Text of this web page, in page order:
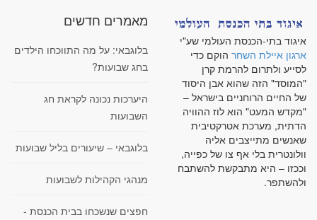
איגוד בתי-הכנסת העולמי שע"י
ארגון איילת השחר הוקם כדי
לסייע ולתרום להרמת קרן
"המוסד" הזה שהוא אבן היסוד
של החיים הרוחניים בישראל –
"מקדש המעט" הוא לוז ההוויה
הדתית, מערכת אטרקטיבית
שאנשים מתייצבים אליה
וולונטרית בלי אף צו של כפייה,
וככזו – היא מתבקשת להשתבח
ולהשתפר.
מאמרים חדשים
בלוגבאי: על מה התווכחו הילדים
בחג שבועות?
היערכות נכונה לקראת חג
השבועות
בלוגבאי – שיעורים בליל שבועות
מנהגי הקהילות לשבועות
חפצים שנשכחו בבית הכנסת -